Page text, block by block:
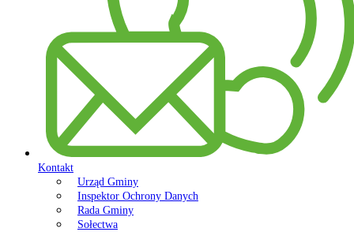
Kontakt
Urząd Gminy
Inspektor Ochrony Danych
Rada Gminy
Sołectwa